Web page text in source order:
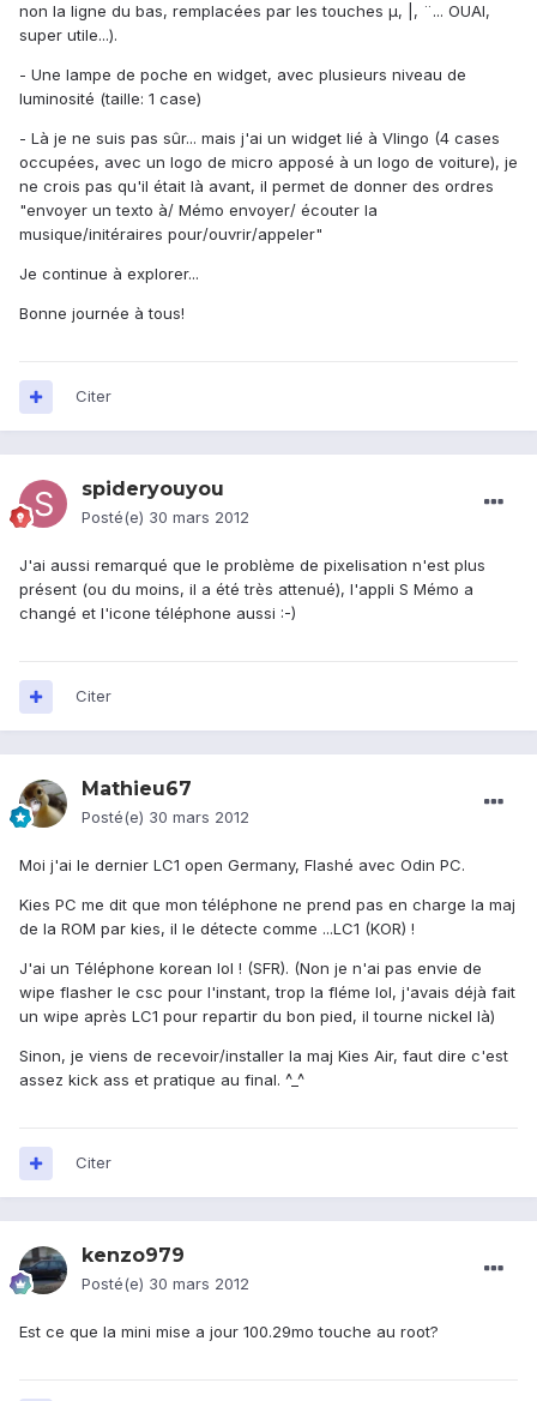
non la ligne du bas, remplacées par les touches µ, |, ¨... OUAI,
super utile...).
- Une lampe de poche en widget, avec plusieurs niveau de
luminosité (taille: 1 case)
- Là je ne suis pas sûr... mais j'ai un widget lié à Vlingo (4 cases
occupées, avec un logo de micro apposé à un logo de voiture), je
ne crois pas qu'il était là avant, il permet de donner des ordres
"envoyer un texto à/ Mémo envoyer/ écouter la
musique/initéraires pour/ouvrir/appeler"
Je continue à explorer...
Bonne journée à tous!
Citer
spideryouyou
Posté(e) 30 mars 2012
J'ai aussi remarqué que le problème de pixelisation n'est plus
présent (ou du moins, il a été très attenué), l'appli S Mémo a
changé et l'icone téléphone aussi :-)
Citer
Mathieu67
Posté(e) 30 mars 2012
Moi j'ai le dernier LC1 open Germany, Flashé avec Odin PC.
Kies PC me dit que mon téléphone ne prend pas en charge la maj
de la ROM par kies, il le détecte comme ...LC1 (KOR) !
J'ai un Téléphone korean lol ! (SFR). (Non je n'ai pas envie de
wipe flasher le csc pour l'instant, trop la fléme lol, j'avais déjà fait
un wipe après LC1 pour repartir du bon pied, il tourne nickel là)
Sinon, je viens de recevoir/installer la maj Kies Air, faut dire c'est
assez kick ass et pratique au final. ^_^
Citer
kenzo979
Posté(e) 30 mars 2012
Est ce que la mini mise a jour 100.29mo touche au root?